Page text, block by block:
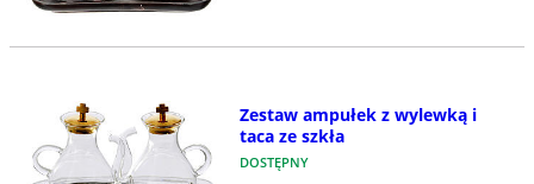
Zestaw ampułek z wylewką i
taca ze szkła
DOSTĘPNY